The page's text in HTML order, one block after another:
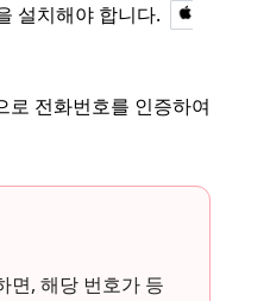
설치해야 합니다.
로 전화번호를 인증하여
면, 해당 번호가 등